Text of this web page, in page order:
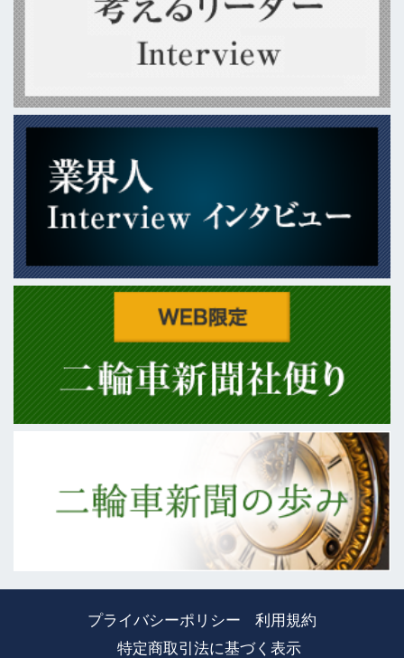
プライバシーポリシー
利用規約
特定商取引法に基づく表示